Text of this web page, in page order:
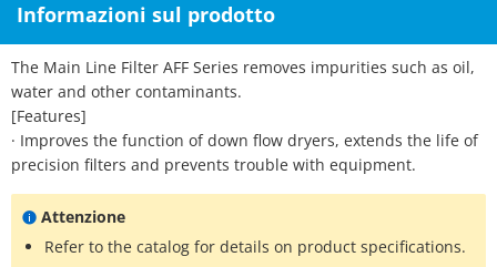
Informazioni sul prodotto
The Main Line Filter AFF Series removes impurities such as oil,
water and other contaminants.
[Features]
· Improves the function of down flow dryers, extends the life of
precision filters and prevents trouble with equipment.
Attenzione
Refer to the catalog for details on product specifications.